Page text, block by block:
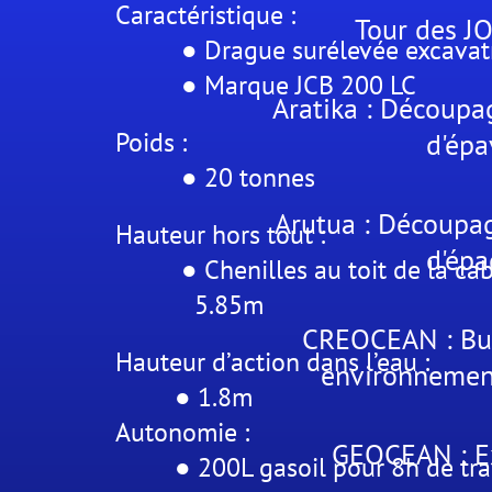
Tour des
Aratika :
Arutua :
CREOCEAN :
GEOCEAN :
Caractéristique :
● Drague surélevée
● Marque JCB 200 LC
Poids :
● 20 tonnes
Hauteur hors tout :
● Chenilles au toit de la
5.85m
Hauteur d’action dans l’eau :
● 1.8m
Autonomie :
● 200L gasoil pour 8h de